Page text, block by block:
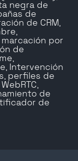
negra de
de
de CRM,
por
de
Intervención
perfiles de
de
de